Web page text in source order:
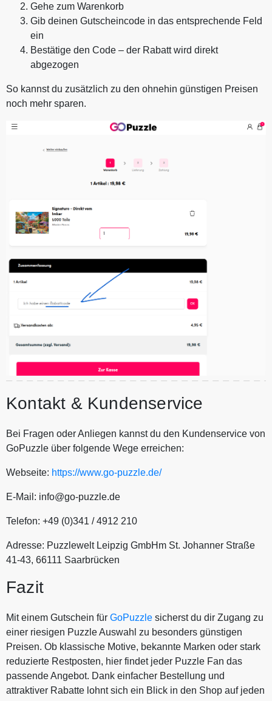
Gehe zum Warenkorb
Gib deinen Gutscheincode in das entsprechende Feld
ein
Bestätige den Code – der Rabatt wird direkt
abgezogen
So kannst du zusätzlich zu den ohnehin günstigen Preisen
noch mehr sparen.
Kontakt & Kundenservice
Bei Fragen oder Anliegen kannst du den Kundenservice von
GoPuzzle über folgende Wege erreichen:
Webseite: https://www.go-puzzle.de/
E-Mail: info@go-puzzle.de
Telefon: +49 (0)341 / 4912 210
Adresse: Puzzlewelt Leipzig GmbHm St. Johanner Straße
41-43, 66111 Saarbrücken
Fazit
Mit einem Gutschein für GoPuzzle sicherst du dir Zugang zu
einer riesigen Puzzle Auswahl zu besonders günstigen
Preisen. Ob klassische Motive, bekannte Marken oder stark
reduzierte Restposten, hier findet jeder Puzzle Fan das
passende Angebot. Dank einfacher Bestellung und
attraktiver Rabatte lohnt sich ein Blick in den Shop auf jeden